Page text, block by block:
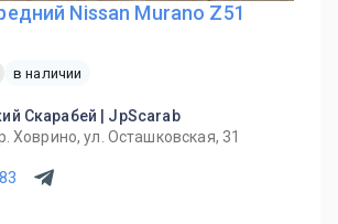
Nissan Murano Z51
в наличии
Скарабей | JpScarab
Ховрино, ул. Осташковская, 31